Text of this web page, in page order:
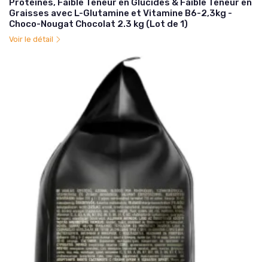
Protéines, Faible Teneur en Glucides & Faible Teneur en
Graisses avec L-Glutamine et Vitamine B6-2,3kg -
Choco-Nougat Chocolat 2.3 kg (Lot de 1)
Voir le détail